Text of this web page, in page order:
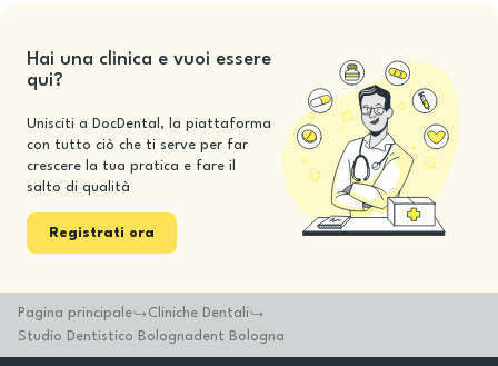
Hai una clinica e vuoi essere
qui?
Unisciti a DocDental, la piattaforma
con tutto ciò che ti serve per far
crescere la tua pratica e fare il
salto di qualità
Registrati ora
Pagina principale
Cliniche Dentali
Studio Dentistico Bolognadent Bologna